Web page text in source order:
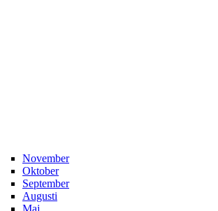
November
Oktober
September
Augusti
Maj